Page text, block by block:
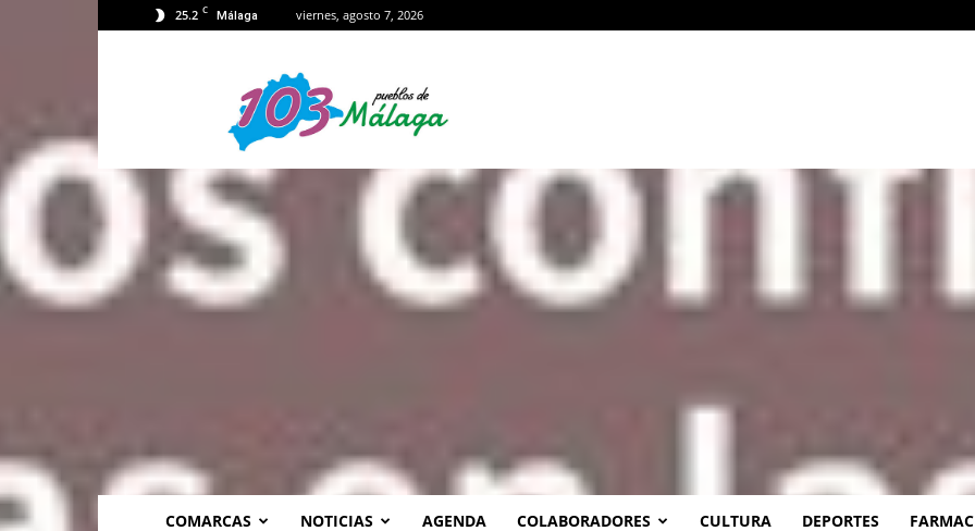
25.2 C Málaga viernes, agosto 7, 2026
Málaga
COMARCAS NOTICIAS AGENDA COLABORADORES CULTURA DEPORTES